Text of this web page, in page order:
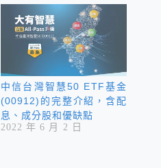
中信台灣智慧50 ETF基金
(00912)的完整介紹，含配
息、成分股和優缺點
2022 年 6 月 2 日